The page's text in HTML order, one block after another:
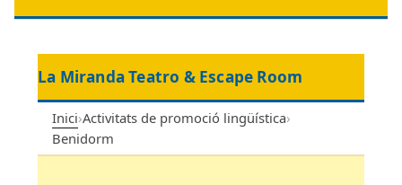
La Miranda Teatro & Escape Room
Inici›Activitats de promoció lingüística›
Benidorm